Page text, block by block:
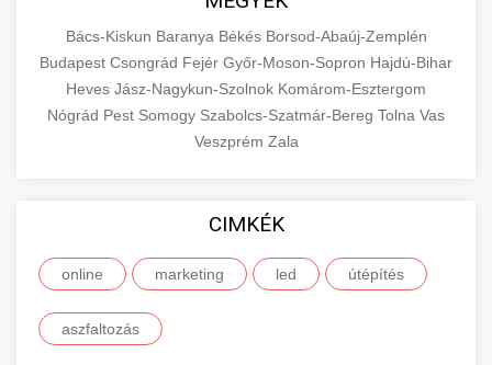
Bács-Kiskun Baranya Békés Borsod-Abaúj-Zemplén
Budapest Csongrád Fejér Győr-Moson-Sopron Hajdú-Bihar
Heves Jász-Nagykun-Szolnok Komárom-Esztergom
Nógrád Pest Somogy Szabolcs-Szatmár-Bereg Tolna Vas
Veszprém Zala
CIMKÉK
online marketing led útépítés
aszfaltozás